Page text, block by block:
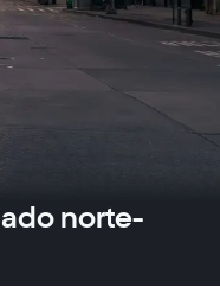
norte-